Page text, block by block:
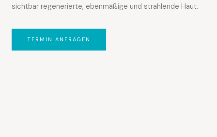
sichtbar regenerierte, ebenmäßige und strahlende Haut.
TERMIN ANFRAGEN